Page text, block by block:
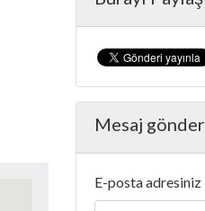
Mesaj gönder
E-posta adresiniz